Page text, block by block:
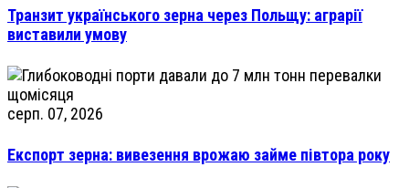
Транзит українського зерна через Польщу: аграрії
виставили умову
серп. 07, 2026
Експорт зерна: вивезення врожаю займе півтора року